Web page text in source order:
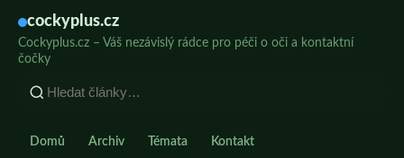
cockyplus.cz
Cockyplus.cz – Váš nezávislý rádce pro péči o oči a kontaktní
čočky
Domů Archiv Témata Kontakt